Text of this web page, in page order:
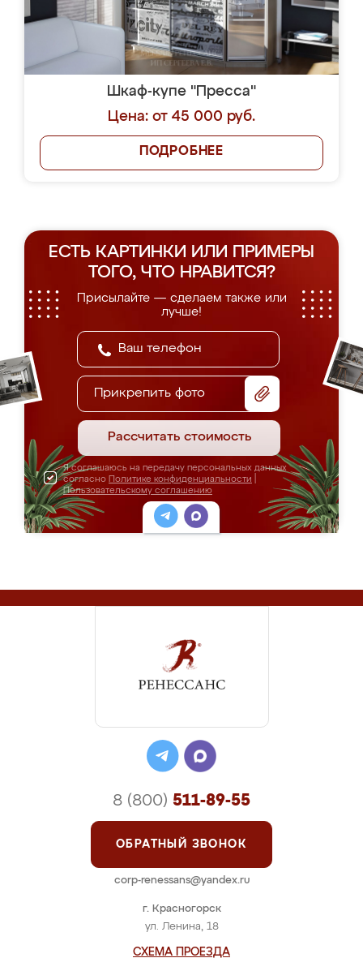
Шкаф-купе "Пресса"
Цена: от 45 000 руб.
ПОДРОБНЕЕ
ЕСТЬ КАРТИНКИ ИЛИ ПРИМЕРЫ
ТОГО, ЧТО НРАВИТСЯ?
Присылайте — сделаем также или
лучше!
Прикрепить фото
Рассчитать стоимость
Я соглашаюсь на передачу персональных данных
согласно Политике конфиденциальности
Пользовательскому соглашению
г. Красногорск
ул. Ленина, 18
СХЕМА ПРОЕЗДА
8 (800) 511-89-55
ОБРАТНЫЙ ЗВОНОК
corp-renessans@yandex.ru